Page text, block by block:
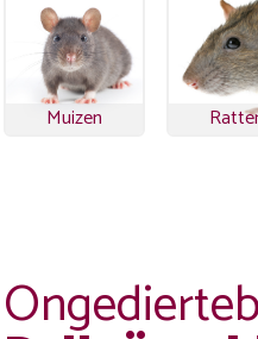
Muizen